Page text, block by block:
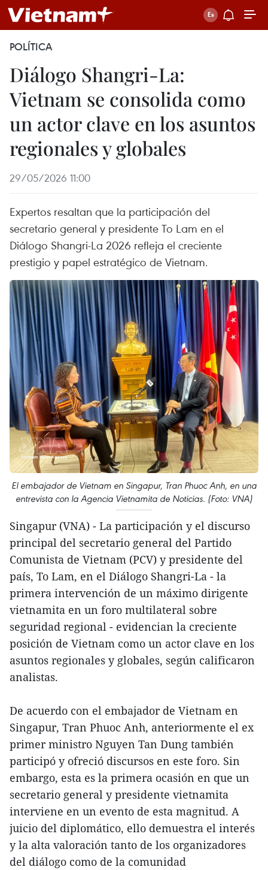
POLÍTICA
Diálogo Shangri-La:
Vietnam se consolida como
un actor clave en los asuntos
regionales y globales
29/05/2026 11:00
Expertos resaltan que la participación del
secretario general y presidente To Lam en el
Diálogo Shangri-La 2026 refleja el creciente
prestigio y papel estratégico de Vietnam.
El embajador de Vietnam en Singapur, Tran Phuoc Anh, en una
entrevista con la Agencia Vietnamita de Noticias. (Foto: VNA)
Singapur (VNA) - La participación y el discurso
principal del secretario general del Partido
Comunista de Vietnam (PCV) y presidente del
país, To Lam, en el Diálogo Shangri-La - la
primera intervención de un máximo dirigente
vietnamita en un foro multilateral sobre
seguridad regional - evidencian la creciente
posición de Vietnam como un actor clave en los
asuntos regionales y globales, según calificaron
analistas.
De acuerdo con el embajador de Vietnam en
Singapur, Tran Phuoc Anh, anteriormente el ex
primer ministro Nguyen Tan Dung también
participó y ofreció discursos en este foro. Sin
embargo, esta es la primera ocasión en que un
secretario general y presidente vietnamita
interviene en un evento de esta magnitud. A
juicio del diplomático, ello demuestra el interés
y la alta valoración tanto de los organizadores
del diálogo como de la comunidad